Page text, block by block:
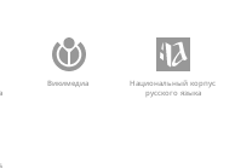
Викимедиа
Национальный корпус
русского языка